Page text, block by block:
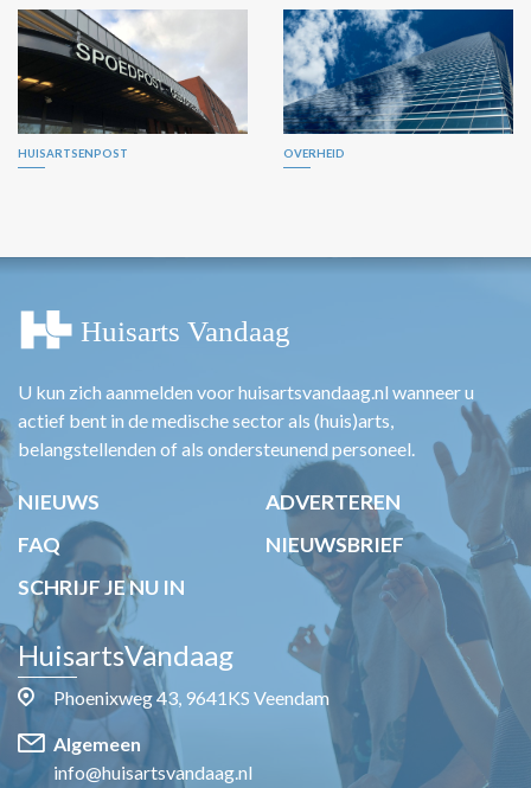
HUISARTSENPOST OVERHEID
U kun zich aanmelden voor huisartsvandaag.nl wanneer u
actief bent in de medische sector als (huis)arts,
belangstellenden of als ondersteunend personeel.
NIEUWS
ADVERTEREN
FAQ
NIEUWSBRIEF
SCHRIJF JE NU IN
HuisartsVandaag
Phoenixweg 43, 9641KS Veendam
Algemeen
info@huisartsvandaag.nl